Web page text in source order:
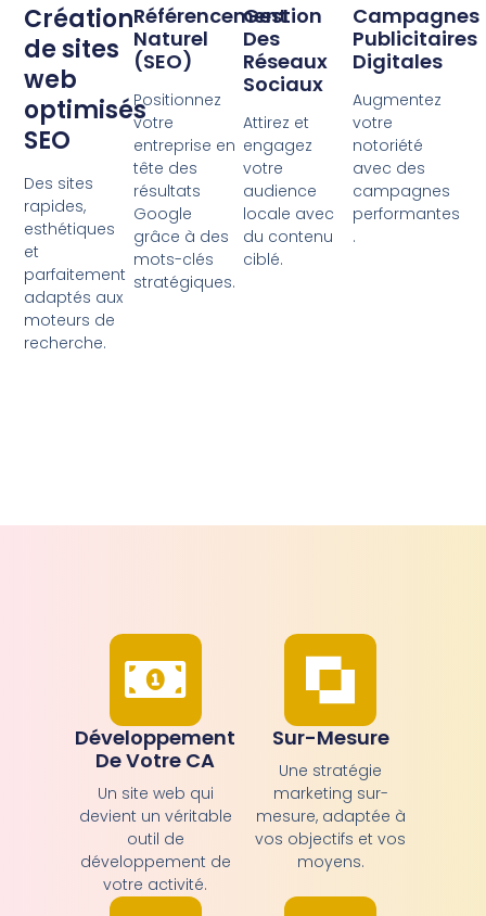
Création
de sites
web
optimisés
SEO
Des sites
rapides,
esthétiques
et
parfaitement
adaptés aux
moteurs de
recherche.
Référencement
Naturel
(SEO)
Positionnez
votre
entreprise en
tête des
résultats
Google
grâce à des
mots-clés
stratégiques.
Gestion
Des
Réseaux
Sociaux
Attirez et
engagez
votre
audience
locale avec
du contenu
ciblé.
Campagnes
Publicitaires
Digitales
Augmentez
votre
notoriété
avec des
campagnes
performantes
.
Développement
De Votre CA
Un site web qui
devient un véritable
outil de
développement de
votre activité.
Sur-Mesure
Une stratégie
marketing sur-
mesure, adaptée à
vos objectifs et vos
moyens.